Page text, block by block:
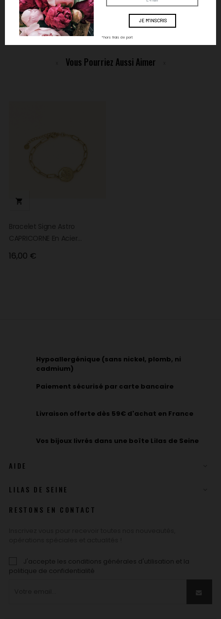
Livraison offerte dès 59€ d'achat en France
Vos bijoux livrés dans une boîte Lilas de Seine
Vous Pourriez Aussi Aimer

Bracelet Signe Astro
CAPRICORNE En Acier
Inoxydable Doré
Prix
16,00 €
Hypoallergénique (sans nickel, plomb, ni
cadmium)
Paiement sécurisé par carte bancaire
Livraison offerte dès 59€ d'achat en France
Vos bijoux livrés dans une boîte Lilas de Seine
AIDE
LILAS DE SEINE
RESTONS EN CONTACT
J'accepte les conditions générales d'utilisation et la
politique de confidentialité
*hors frais de port